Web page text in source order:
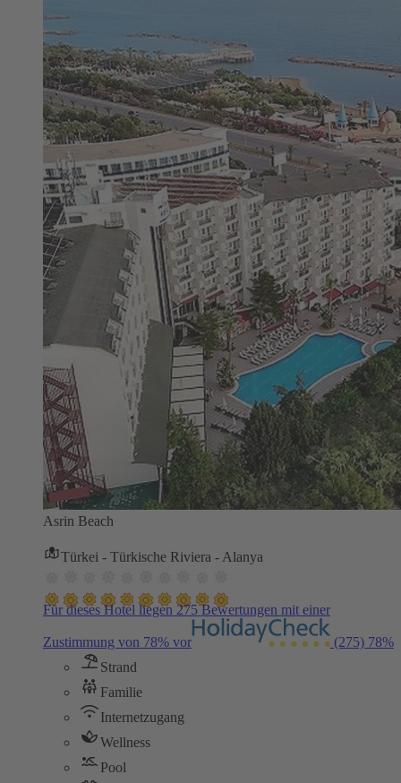
Asrin Beach
Türkei - Türkische Riviera - Alanya
Für dieses Hotel liegen 275 Bewertungen mit einer
Zustimmung von 78% vor (275) 78%
Strand
Familie
Internetzugang
Wellness
Pool